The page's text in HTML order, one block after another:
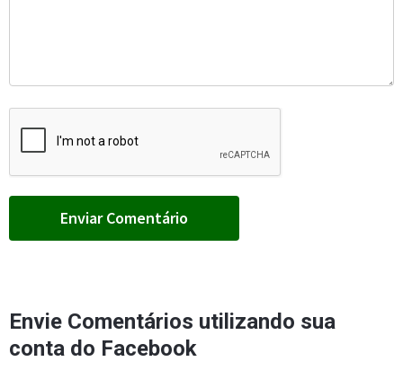
Envie Comentários utilizando sua
conta do Facebook